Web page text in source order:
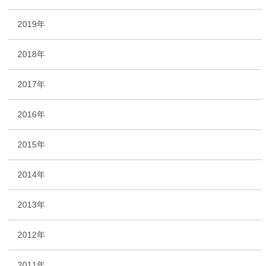
2019年
2018年
2017年
2016年
2015年
2014年
2013年
2012年